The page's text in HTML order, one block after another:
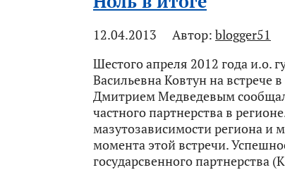
12.04.2013 Автор: blogger51
Шестого апреля 2012 года и.о.
Васильевна Ковтун на встрече
Дмитрием Медведевым
частного партнерства в
мазутозависимости региона
момента этой встречи.
государсвенного